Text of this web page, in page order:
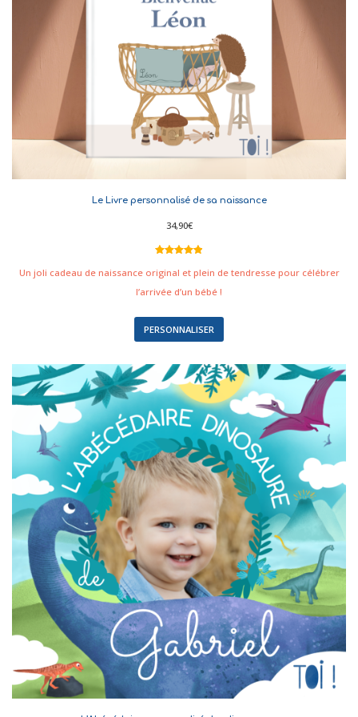
Le Livre personnalisé de sa naissance
34,90€
sur 5
basé sur
notations
client
Un joli cadeau de naissance original et plein de tendresse pour célébrer
l’arrivée d’un bébé !
PERSONNALISER